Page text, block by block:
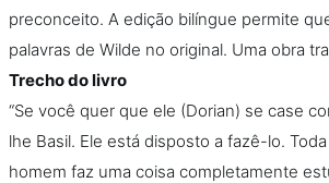
preconceito. A edição bilíngue permite
palavras de Wilde no original. Uma obra
Trecho do livro
“Se você quer que ele (Dorian) se case
lhe Basil. Ele está disposto a fazê-lo.
homem faz uma coisa completamente